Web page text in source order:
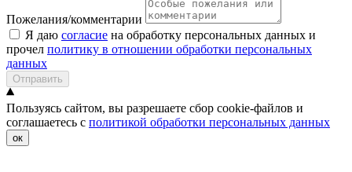
Пожелания/комментарии
Я даю согласие на обработку персональных данных и
прочел политику в отношении обработки персональных
данных
Отправить
Пользуясь сайтом, вы разрешаете сбор cookie-файлов и
соглашаетесь с политикой обработки персональных данных
ок